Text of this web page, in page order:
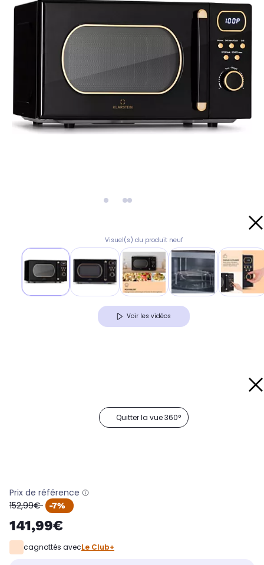
Visuel(s) du produit neuf
Voir les vidéos
Quitter la vue 360°
Prix de référence
oldPrice
152,99€ -7%
141,99€
cagnottés avecLe Club+